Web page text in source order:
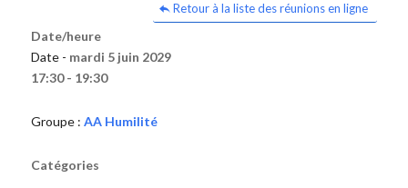
Retour à la liste des réunions en ligne
Date/heure
Date - mardi 5 juin 2029
17:30 - 19:30
Groupe : AA Humilité
Catégories